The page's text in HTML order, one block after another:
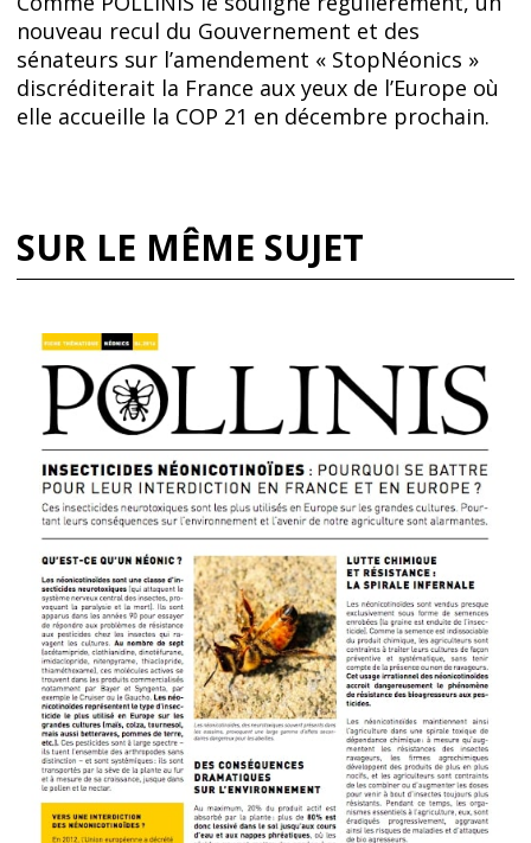
nouveau recul du Gouvernement et des
sénateurs sur l’amendement « StopNéonics »
discréditerait la France aux yeux de l’Europe où
elle accueille la COP 21 en décembre prochain.
SUR LE MÊME SUJET